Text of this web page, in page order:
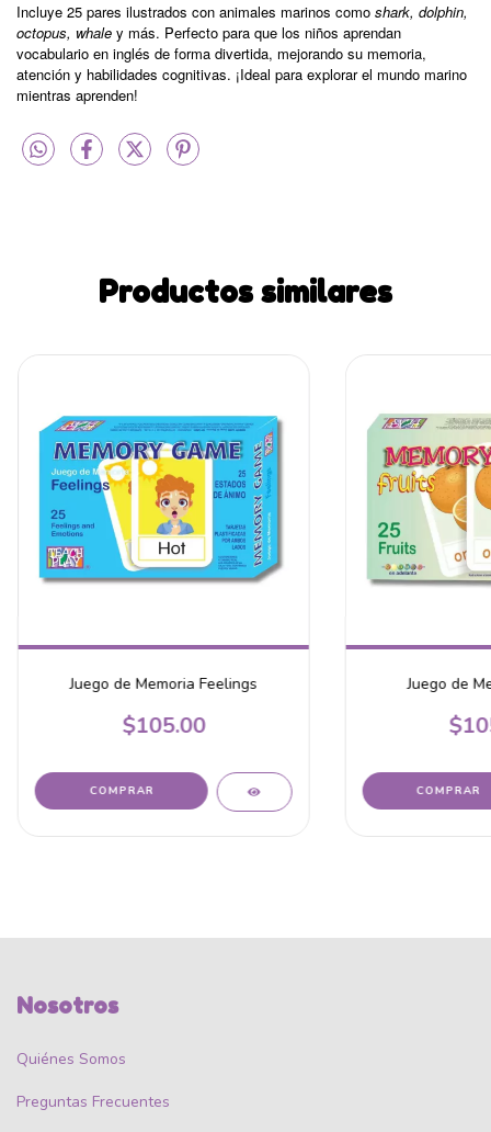
Incluye 25 pares ilustrados con animales marinos como shark, dolphin,
octopus, whale y más. Perfecto para que los niños aprendan
vocabulario en inglés de forma divertida, mejorando su memoria,
atención y habilidades cognitivas. ¡Ideal para explorar el mundo marino
mientras aprenden!
Productos similares
Juego de Memoria Feelings
$105.00
Juego de
Nosotros
Quiénes Somos
Preguntas Frecuentes